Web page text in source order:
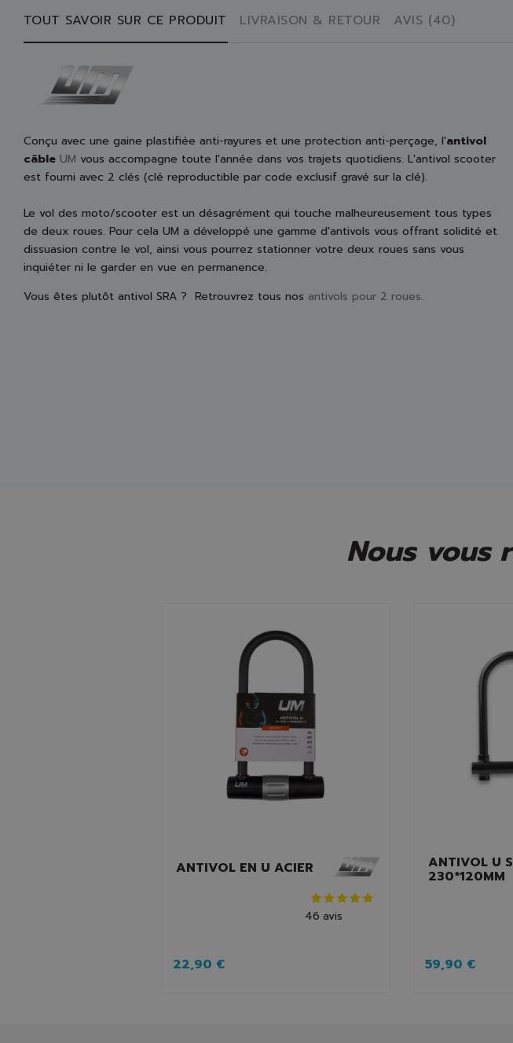
TOUT SAVOIR SUR CE PRODUIT LIVRAISON & RETOUR AVIS (40)
Conçu avec une gaine plastifiée anti-rayures et une protection anti-perçage, l'antivol
câble UM vous accompagne toute l'année dans vos trajets quotidiens. L'antivol scooter
est fourni avec 2 clés (clé reproductible par code exclusif gravé sur la clé).
Le vol des moto/scooter est un désagrément qui touche malheureusement tous types
de deux roues. Pour cela UM a développé une gamme d'antivols vous offrant solidité et
dissuasion contre le vol, ainsi vous pourrez stationner votre deux roues sans vous
inquiéter ni le garder en vue en permanence.
Vous êtes plutôt antivol SRA ? Retrouvrez tous nos antivols pour 2 roues.
Nous vous
ANTIVOL EN U ACIER
46 avis
22,90 €
ANTIVOL U
230*120MM
59,90 €